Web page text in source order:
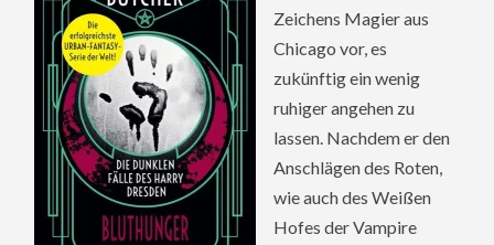
Zeichens Magier aus
Chicago vor, es
zukünftig ein wenig
ruhiger angehen zu
lassen. Nachdem er den
Anschlägen des Roten,
wie auch des Weißen
Hofes der Vampire